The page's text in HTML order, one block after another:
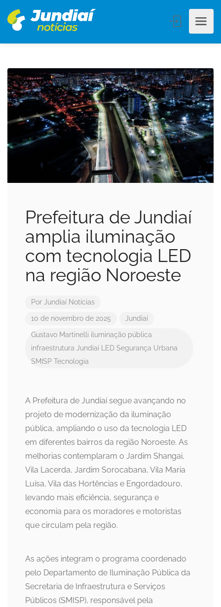
Prefeitura de Jundiaí
amplia iluminação
com tecnologia LED
na região Noroeste
Por Jundiaí Notícias
10 de novembro de 2025 Jundiaí
Gustavo Martinelli iluminação pública
infraestrutura Jundiaí LED Segurança Urbana
SMISP Tecnologia
A Prefeitura de Jundiaí segue avançando no
projeto de modernização da iluminação
pública, ampliando o uso da tecnologia LED
em diferentes bairros da região Noroeste. As
melhorias contemplaram o Jardim Shangai,
Vila Lacerda, Jardim Sorocabana, Vila Maria
Luísa, Vila das Hortências e Engordadouro,
levando mais eficiência, segurança e
economia para os moradores e motoristas
que circulam pela região.
As ações integram o programa coordenado
pelo Departamento de Iluminação Pública da
Secretaria de Infraestrutura e Serviços
Públicos (SMISP), responsável pela